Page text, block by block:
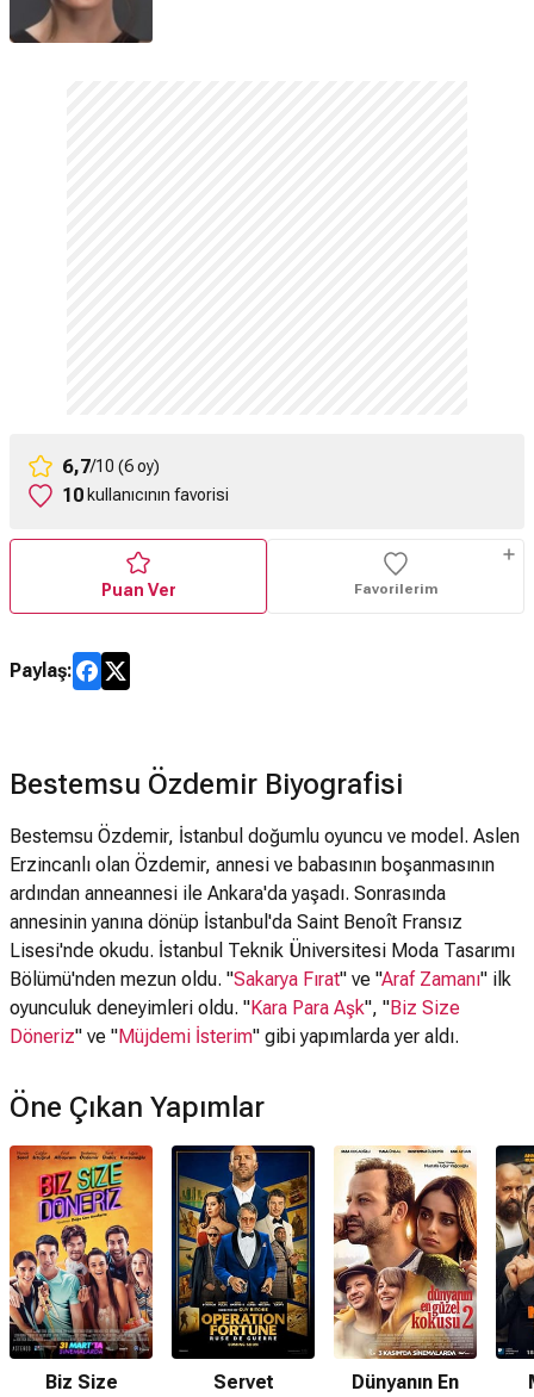
6,7/10 (6 oy)
10 kullanıcının favorisi
Puan Ver Favorilerim
Paylaş:
Bestemsu Özdemir Biyografisi
Bestemsu Özdemir, İstanbul doğumlu oyuncu ve model. Aslen
Erzincanlı olan Özdemir, annesi ve babasının boşanmasının
ardından anneannesi ile Ankara'da yaşadı. Sonrasında
annesinin yanına dönüp İstanbul'da Saint Benoît Fransız
Lisesi'nde okudu. İstanbul Teknik Üniversitesi Moda Tasarımı
Bölümü'nden mezun oldu. "Sakarya Fırat" ve "Araf Zamanı" ilk
oyunculuk deneyimleri oldu. "Kara Para Aşk", "Biz Size
Döneriz" ve "Müjdemi İsterim" gibi yapımlarda yer aldı.
Öne Çıkan Yapımlar
Biz Size
Servet
Dünyanın En